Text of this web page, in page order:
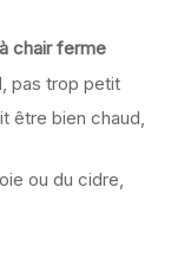
chair ferme
pas trop petit
être bien chaud,
ou du cidre,